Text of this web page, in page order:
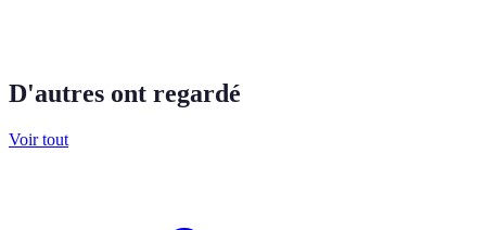
D'autres ont regardé
Voir tout